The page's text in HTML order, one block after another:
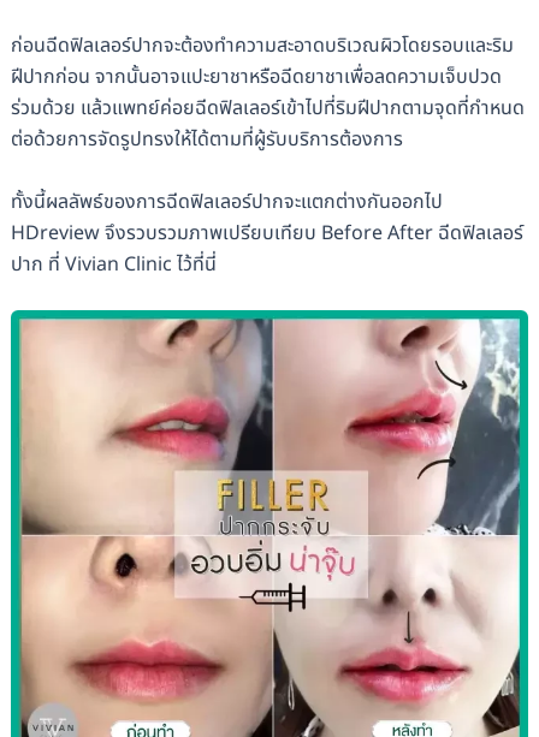
ก่อนฉีดฟิลเลอร์ปากจะต้องทำความสะอาดบริเวณผิวโดยรอบและริม
ฝีปากก่อน จากนั้นอาจแปะยาชาหรือฉีดยาชาเพื่อลดความเจ็บปวด
ร่วมด้วย แล้วแพทย์ค่อยฉีดฟิลเลอร์เข้าไปที่ริมฝีปากตามจุดที่กำหนด
ต่อด้วยการจัดรูปทรงให้ได้ตามที่ผู้รับบริการต้องการ
ทั้งนี้ผลลัพธ์ของการฉีดฟิลเลอร์ปากจะแตกต่างกันออกไป
HDreview จึงรวบรวมภาพเปรียบเทียบ Before After ฉีดฟิลเลอร์
ปาก ที่ Vivian Clinic ไว้ที่นี่